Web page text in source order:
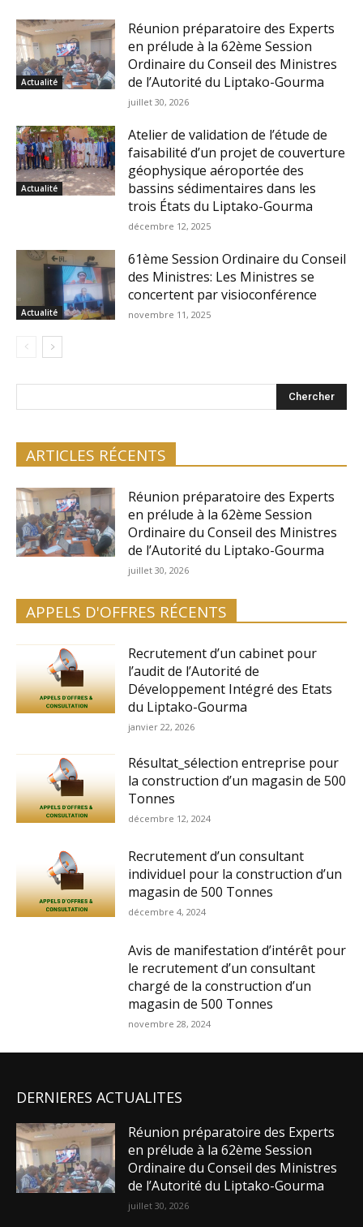
Actualité
Réunion préparatoire des Experts
en prélude à la 62ème Session
Ordinaire du Conseil des Ministres
de l’Autorité du Liptako-Gourma
juillet 30, 2026
Actualité
Atelier de validation de l’étude de
faisabilité d’un projet de couverture
géophysique aéroportée des
bassins sédimentaires dans les
trois États du Liptako-Gourma
décembre 12, 2025
Actualité
61ème Session Ordinaire du Conseil
des Ministres: Les Ministres se
concertent par visioconférence
novembre 11, 2025
Chercher
ARTICLES RÉCENTS
Réunion préparatoire des Experts
en prélude à la 62ème Session
Ordinaire du Conseil des Ministres
de l’Autorité du Liptako-Gourma
juillet 30, 2026
APPELS D'OFFRES RÉCENTS
Recrutement d’un cabinet pour
l’audit de l’Autorité de
Développement Intégré des Etats
du Liptako-Gourma
janvier 22, 2026
Résultat_sélection entreprise pour
la construction d’un magasin de 500
Tonnes
décembre 12, 2024
Recrutement d’un consultant
individuel pour la construction d’un
magasin de 500 Tonnes
décembre 4, 2024
Avis de manifestation d’intérêt pour
le recrutement d’un consultant
chargé de la construction d’un
magasin de 500 Tonnes
novembre 28, 2024
DERNIERES ACTUALITES
Réunion préparatoire des Experts
en prélude à la 62ème Session
Ordinaire du Conseil des Ministres
de l’Autorité du Liptako-Gourma
juillet 30, 2026